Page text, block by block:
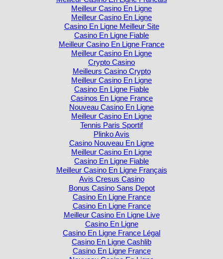
Meilleur Casino En Ligne
Meilleur Casino En Ligne
Casino En Ligne Meilleur Site
Casino En Ligne Fiable
Meilleur Casino En Ligne France
Meilleur Casino En Ligne
Crypto Casino
Meilleurs Casino Crypto
Meilleur Casino En Ligne
Casino En Ligne Fiable
Casinos En Ligne France
Nouveau Casino En Ligne
Meilleur Casino En Ligne
Tennis Paris Sportif
Plinko Avis
Casino Nouveau En Ligne
Meilleur Casino En Ligne
Casino En Ligne Fiable
Meilleur Casino En Ligne Français
Avis Cresus Casino
Bonus Casino Sans Depot
Casino En Ligne France
Casino En Ligne France
Meilleur Casino En Ligne Live
Casino En Ligne
Casino En Ligne France Légal
Casino En Ligne Cashlib
Casino En Ligne France